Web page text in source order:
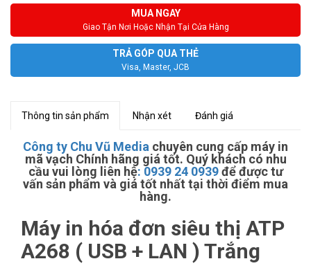
MUA NGAY
Giao Tận Nơi Hoặc Nhận Tại Cửa Hàng
TRẢ GÓP QUA THẺ
Visa, Master, JCB
Thông tin sản phẩm Nhận xét Đánh giá
Công ty Chu Vũ Media chuyên cung cấp máy in
mã vạch Chính hãng giá tốt. Quý khách có nhu
cầu vui lòng liên hệ: 0939 24 0939 để được tư
vấn sản phẩm và giá tốt nhất tại thời điểm mua
hàng.
Máy in hóa đơn siêu thị ATP
A268 ( USB + LAN ) Trắng